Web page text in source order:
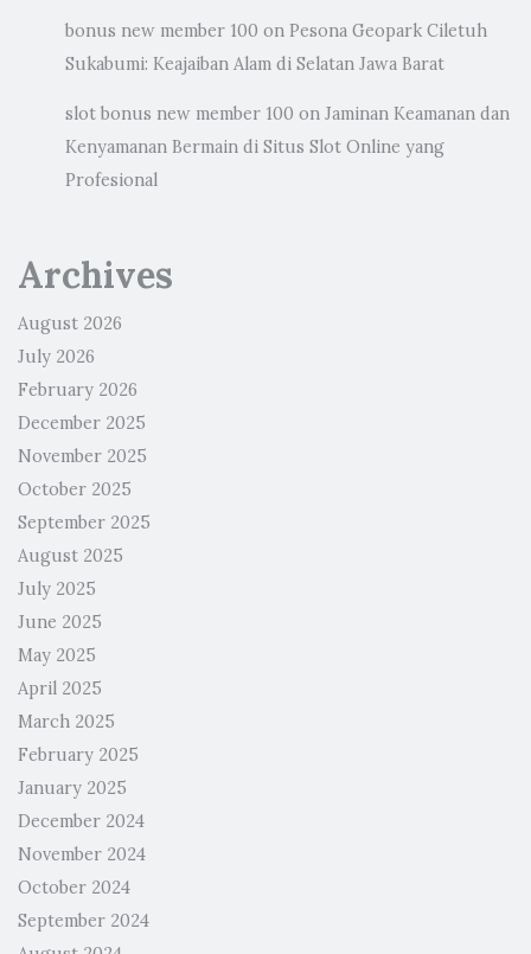
bonus new member 100 on Pesona Geopark Ciletuh
Sukabumi: Keajaiban Alam di Selatan Jawa Barat
slot bonus new member 100 on Jaminan Keamanan dan
Kenyamanan Bermain di Situs Slot Online yang
Profesional
Archives
August 2026
July 2026
February 2026
December 2025
November 2025
October 2025
September 2025
August 2025
July 2025
June 2025
May 2025
April 2025
March 2025
February 2025
January 2025
December 2024
November 2024
October 2024
September 2024